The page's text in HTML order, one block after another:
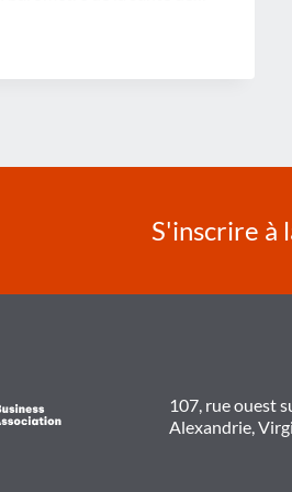
S'inscrire à
107, rue ouest
Alexandrie,